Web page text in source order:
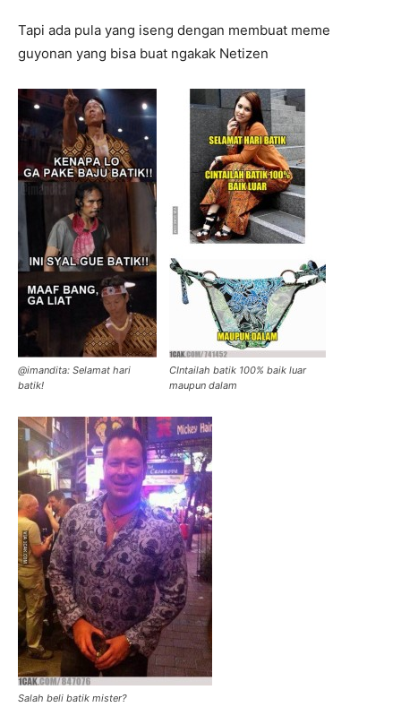
Tapi ada pula yang iseng dengan membuat meme
guyonan yang bisa buat ngakak Netizen
@imandita: Selamat hari
batik!
CIntailah batik 100% baik luar
maupun dalam
Salah beli batik mister?